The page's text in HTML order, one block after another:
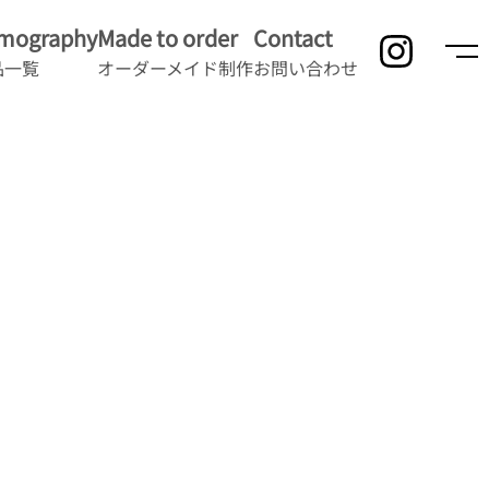
覧
Made to order
オーダーメイド制作
Contact
お問い合わせ